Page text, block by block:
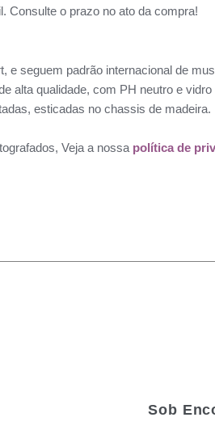
Consulte o prazo no ato da compra!
e seguem padrão internacional de
alta qualidade, com PH neutro e
esticadas no chassis de madeira.
Veja a nossa política de
Sob